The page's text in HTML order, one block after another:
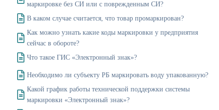
маркировке без СИ или с поврежденным СИ?
В каком случае считается, что товар промаркирован?
Как можно узнать какие коды маркировки у предприятия
сейчас в обороте?
Что такое ГИС «Электронный знак»?
Необходимо ли субъекту РБ маркировать воду упакованную?
Какой график работы технической поддержки системы
маркировки «Электронный знак»?